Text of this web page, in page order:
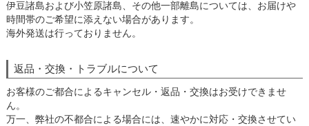
伊豆諸島および小笠原諸島、その他一部離島については、お届けや
時間帯のご希望に添えない場合があります。
海外発送は行っておりません。
返品・交換・トラブルについて
お客様のご都合によるキャンセル・返品・交換はお受けできませ
ん。
万一、弊社の不都合による場合には、速やかに対応・交換させてい